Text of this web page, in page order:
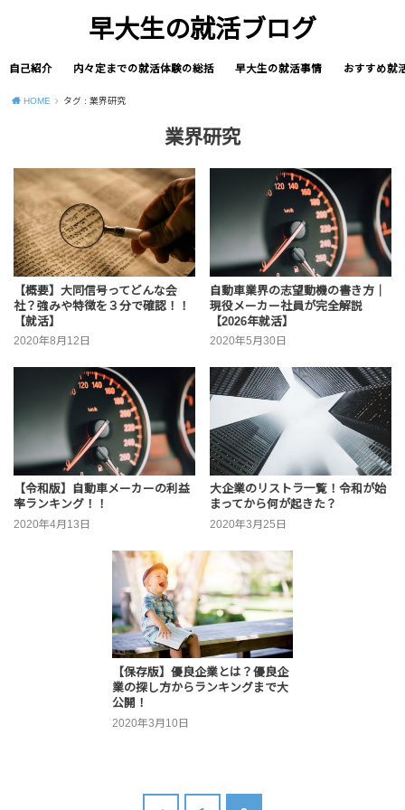
早大生の就活ブログ
自己紹介 内々定までの就活体験の総括 早大生の就活事情 おすすめ就
HOME タグ : 業界研究
業界研究
【概要】大同信号ってどんな会
社？強みや特徴を３分で確認！！
【就活】
2020年8月12日
自動車業界の志望動機の書き方｜
現役メーカー社員が完全解説
【2026年就活】
2020年5月30日
【令和版】自動車メーカーの利益
率ランキング！！
2020年4月13日
大企業のリストラ一覧！令和が始
まってから何が起きた？
2020年3月25日
【保存版】優良企業とは？優良企
業の探し方からランキングまで大
公開！
2020年3月10日